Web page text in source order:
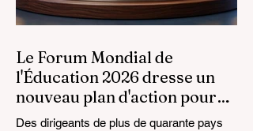
Le Forum Mondial de
l'Éducation 2026 dresse un
nouveau plan d'action pour
l'avenir de l'apprentissage
Des dirigeants de plus de quarante pays